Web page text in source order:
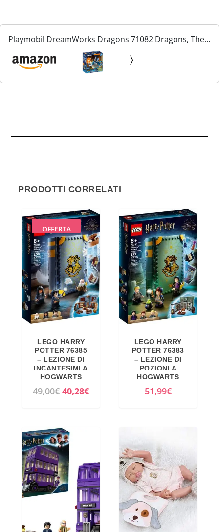
Playmobil DreamWorks Dragons 71082 Dragons, The
Nine Realms, Plowhorn & d'Angelo, Personaggio di
Dragons e Drago Giocattolo con Corno, Giocattolo per
PRODOTTI CORRELATI
OFFERTA
LEGO HARRY
POTTER 76385
– LEZIONE DI
INCANTESIMI A
HOGWARTS
49,00€I
r
e
z
z
o
o
i
40,28€I
z
o
a
t
t
LEGO HARRY
POTTER 76383
– LEZIONE DI
POZIONI A
HOGWARTS
51,99€